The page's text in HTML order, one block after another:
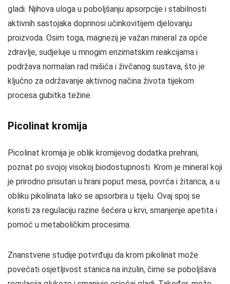
gladi. Njihova uloga u poboljšanju apsorpcije i stabilnosti
aktivnih sastojaka doprinosi učinkovitijem djelovanju
proizvoda. Osim toga, magnezij je važan mineral za opće
zdravlje, sudjeluje u mnogim enzimatskim reakcijama i
podržava normalan rad mišića i živčanog sustava, što je
ključno za održavanje aktivnog načina života tijekom
procesa gubitka težine.
Picolinat kromija
Picolinat kromija je oblik kromijevog dodatka prehrani,
poznat po svojoj visokoj biodostupnosti. Krom je mineral koji
je prirodno prisutan u hrani poput mesa, povrća i žitarica, a u
obliku pikolinata lako se apsorbira u tijelu. Ovaj spoj se
koristi za regulaciju razine šećera u krvi, smanjenje apetita i
pomoć u metaboličkim procesima.
Znanstvene studije potvrđuju da krom pikolinat može
povećati osjetljivost stanica na inzulin, čime se poboljšava